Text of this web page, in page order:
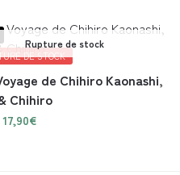
DE STOCK
Rupture de stock
de Chihiro Kaonashi,
Chihiro
17,90€